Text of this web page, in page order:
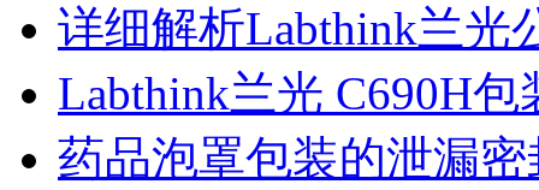
详细解析Labthink兰光
Labthink兰光 C690H
药品泡罩包装的泄漏